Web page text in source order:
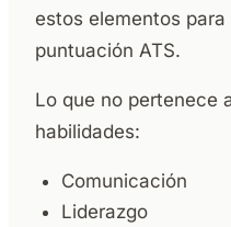
estos elementos
puntuación ATS.
Lo que no pertenece
habilidades:
Comunicación
Liderazgo